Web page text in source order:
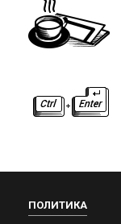
ПОЛИТИКА